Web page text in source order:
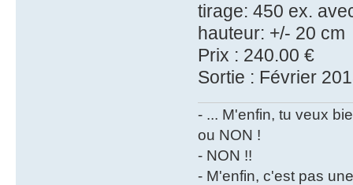
tirage: 450 ex.
hauteur: +/- 20 cm
Prix : 240.00 €
Sortie : Février
- ... M'enfin, tu veux
ou NON !
- NON !!
- M'enfin, c'est pas